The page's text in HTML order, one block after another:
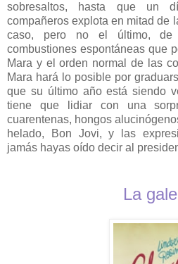
sobresaltos, hasta que un
compañeros explota en mitad de
caso, pero no el último, de
combustiones espontáneas que
Mara y el orden normal de las
Mara hará lo posible por
que su último año está siendo
tiene que lidiar con una
cuarentenas, hongos
helado, Bon Jovi, y las
jamás hayas oído decir al
La